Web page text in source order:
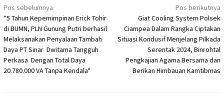
Navigasi
pos
Pos sebelumnya
*5 Tahun Kepemimpinan Erick Tohir
di BUMN, PLN Gunung Putri berhasil
Melaksanakan Penyalaan Tambah
Daya PT Sinar Dwitama Tangguh
Perkasa Dengan Total Daya
20.780.000 VA Tanpa Kendala*
Pos berikutnya
Giat Cooling System Polsek
Ciampea Dalam Rangka Ciptakan
Situasi Kondusif Menjelang Pilkada
Serentak 2024, Binrohtal
Pengkajian Agama Bersama dan
Berikan Himbauan Kamtibmas